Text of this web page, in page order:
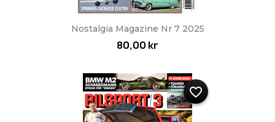
Nostalgia Magazine Nr 7 2025
80,00 kr
favorite_border